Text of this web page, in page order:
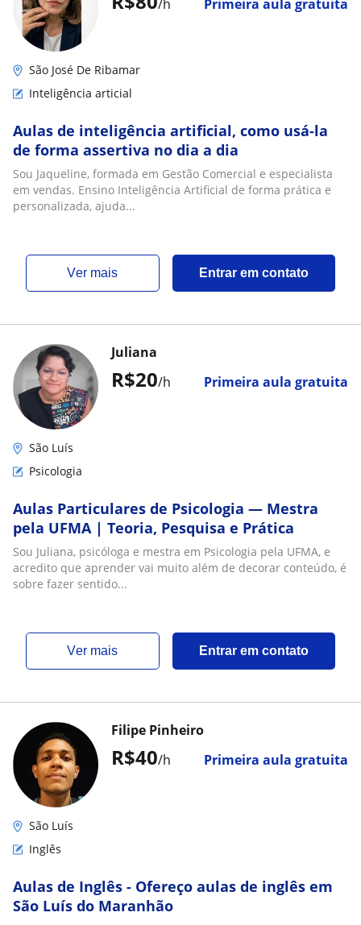
/h Primeira aula gratuita
São José De Ribamar
Inteligência articial
Aulas de inteligência artificial, como usá-la
de forma assertiva no dia a dia
Sou Jaqueline, formada em Gestão Comercial e especialista
em vendas. Ensino Inteligência Artificial de forma prática e
personalizada, ajuda...
ver mais Entrar em contato
R$20/h Primeira aula gratuita
Juliana
São Luís
Psicologia
Aulas Particulares de Psicologia — Mestra
pela UFMA | Teoria, Pesquisa e Prática
Sou Juliana, psicóloga e mestra em Psicologia pela UFMA, e
acredito que aprender vai muito além de decorar conteúdo, é
sobre fazer sentido...
ver mais Entrar em contato
R$40/h Primeira aula gratuita
Filipe Pinheiro
São Luís
Inglês
Aulas de Inglês - Ofereço aulas de inglês em
São Luís do Maranhão